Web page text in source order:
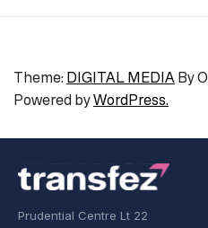
Theme: DIGITAL MEDIABy
Powered byWordPress.
Prudential Centre Lt 22